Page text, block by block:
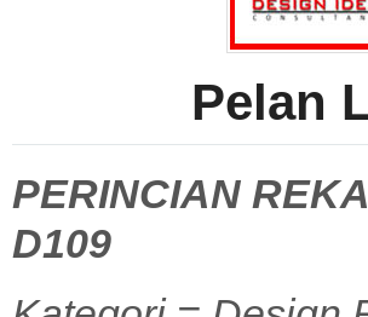
Pelan
PERINCIAN
D109